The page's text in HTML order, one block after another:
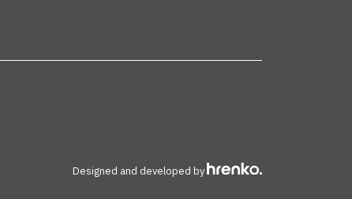
Designed and developed by